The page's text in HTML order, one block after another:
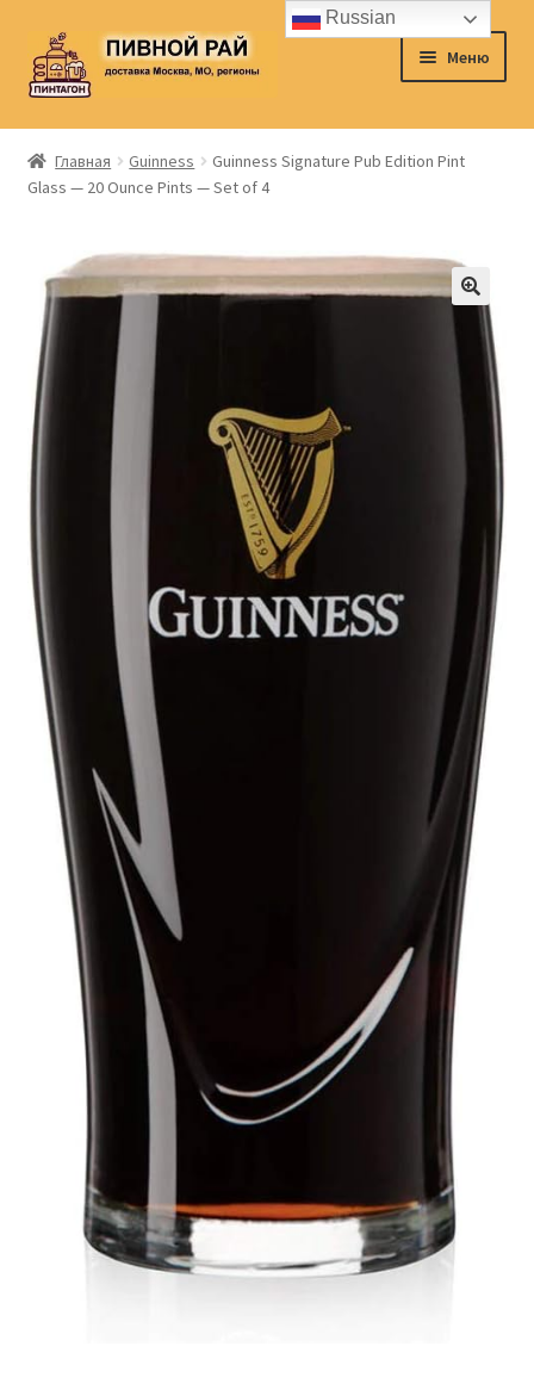
Перейти
к
навигации
Перейти
к
содержимому
Меню
Главная
Аккаунт
Доставка
Заказ
Контакты
Корзина
Сигары
Скидки
Схема проезда
Услуги
Юр. лицам
Главная Guinness
Guinness Signature Pub Edition Pint
Glass — 20 Ounce Pints — Set of 4
Russian